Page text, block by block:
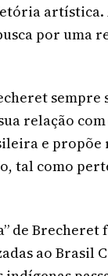
por uma
sempre
relação
e propõe
tal como
de
ao Brasil